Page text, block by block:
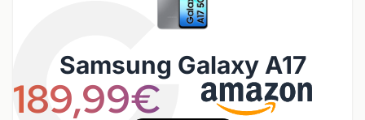
Samsung Galaxy A17
189,99€